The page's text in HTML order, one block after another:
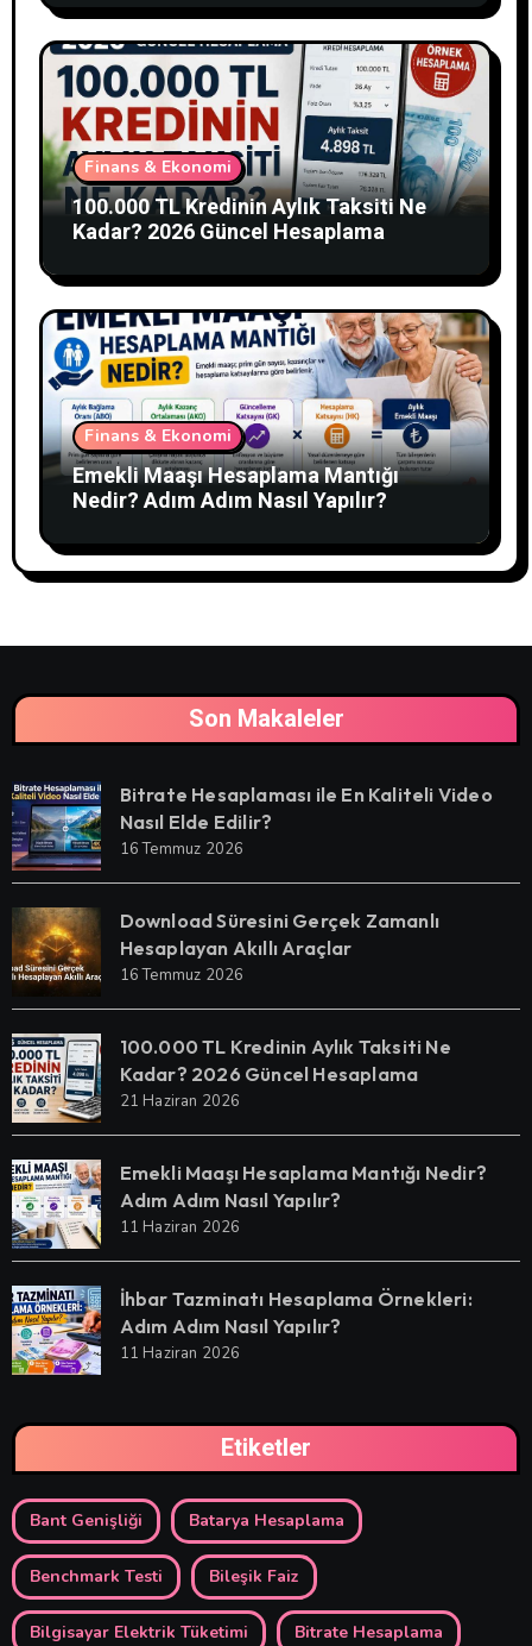
Finans & Ekonomi
100.000 TL Kredinin Aylık Taksiti Ne
Kadar? 2026 Güncel Hesaplama
Finans & Ekonomi
Emekli Maaşı Hesaplama Mantığı
Nedir? Adım Adım Nasıl Yapılır?
Son Makaleler
Bitrate Hesaplaması ile En Kaliteli Video
Nasıl Elde Edilir?
16 Temmuz 2026
Download Süresini Gerçek Zamanlı
Hesaplayan Akıllı Araçlar
16 Temmuz 2026
100.000 TL Kredinin Aylık Taksiti Ne
Kadar? 2026 Güncel Hesaplama
21 Haziran 2026
Emekli Maaşı Hesaplama Mantığı Nedir?
Adım Adım Nasıl Yapılır?
11 Haziran 2026
İhbar Tazminatı Hesaplama Örnekleri:
Adım Adım Nasıl Yapılır?
11 Haziran 2026
Etiketler
Bant Genişliği Batarya Hesaplama
Benchmark Testi Bileşik Faiz
Bilgisayar Elektrik Tüketimi Bitrate Hesaplama